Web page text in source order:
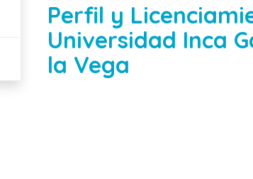
Perfil y
Universidad Inca
la Vega